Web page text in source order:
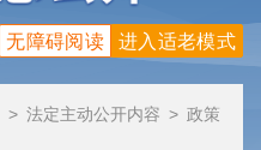
进入适老模式
无障碍阅读
> 法定主动公开内容 > 政策